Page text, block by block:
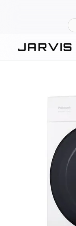
快速連結
Matter 智
精品家電
登入後可查看訂單